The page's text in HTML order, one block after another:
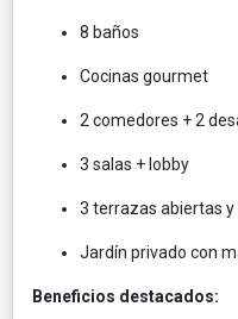
8 baños
Cocinas gourmet
2 comedores + 2
3 salas + lobby
3 terrazas abiertas y
Jardín privado con
Beneficios destacados: